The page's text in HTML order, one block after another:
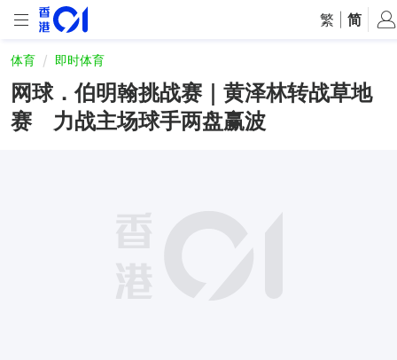
繁 简
体育 即时体育
网球．伯明翰挑战赛｜黄泽林转战草地
赛 力战主场球手两盘赢波